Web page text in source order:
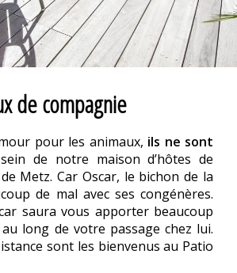
de compagnie
pour les animaux, ils ne sont
de notre maison d’hôtes de
Metz. Car Oscar, le bichon de la
de mal avec ses congénères.
saura vous apporter beaucoup
long de votre passage chez lui.
sont les bienvenus au Patio